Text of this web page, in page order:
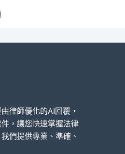
律師優化的AI回覆，
，讓您快速掌握法律
們提供專業、準確、